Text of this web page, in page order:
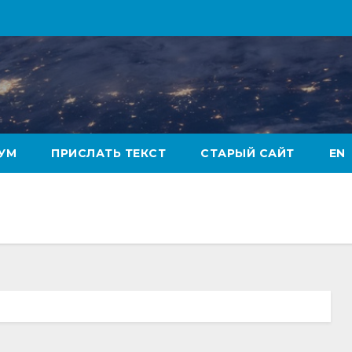
ПРИСЛАТЬ ТЕКСТ СТАРЫЙ САЙТ EN